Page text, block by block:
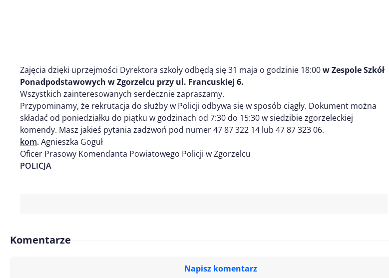
Zajęcia dzięki uprzejmości Dyrektora szkoły odbędą się 31 maja o godzinie 18:00w Zespole Szkół
Ponadpodstawowych w Zgorzelcu przy ul. Francuskiej 6.
Wszystkich zainteresowanych serdecznie zapraszamy.
Przypominamy, że rekrutacja do służby w Policji odbywa się w sposób ciągły. Dokument można
składać od poniedziałku do piątku w godzinach od 7:30 do 15:30 w siedzibie zgorzeleckiej
komendy. Masz jakieś pytania zadzwoń pod numer 47 87 322 14 lub 47 87 323 06.
kom.Agnieszka Goguł
Oficer Prasowy Komendanta Powiatowego Policji w Zgorzelcu
POLICJA
Komentarze
Napisz komentarz